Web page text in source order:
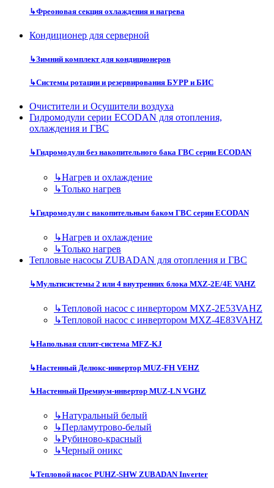
↳Фреоновая секция охлаждения и нагрева
Кондиционер для серверной
↳Зимний комплект для кондиционеров
↳Системы ротации и резервирования БУРР и БИС
Очистители и Осушители воздуха
Гидромодули серии ECODAN для отопления,
охлаждения и ГВС
↳Гидромодули без накопительного бака ГВС серии ECODAN
↳Нагрев и охлаждение
↳Только нагрев
↳Гидромодули с накопительным баком ГВС серии ECODAN
↳Нагрев и охлаждение
↳Только нагрев
Тепловые насосы ZUBADAN для отопления и ГВС
↳Мультисистемы 2 или 4 внутренних блока MXZ-2E/4E VAHZ
↳Тепловой насос с инвертором MXZ-2E53VAHZ
↳Тепловой насос с инвертором MXZ-4E83VAHZ
↳Напольная сплит-система MFZ-KJ
↳Настенный Делюкс-инвертор MUZ-FH VEHZ
↳Настенный Премиум-инвертор MUZ-LN VGHZ
↳Натуральный белый
↳Перламутрово-белый
↳Рубиново-красный
↳Черный оникс
↳Тепловой насос PUHZ-SHW ZUBADAN Inverter